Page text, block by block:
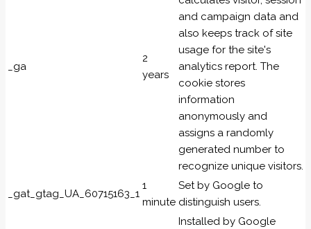
_ga
2
years
and campaign data and
also keeps track of site
usage for the site's
analytics report. The
cookie stores
information
anonymously and
assigns a randomly
generated number to
recognize unique visitors.
_gat_gtag_UA_60715163_1
1
minute
Set by Google to
distinguish users.
Installed by Google